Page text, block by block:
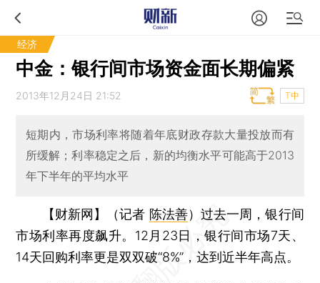
经济
中金：银行间市场资金面长期偏紧
2013年12月24日 21:52 T中
短期内，市场利率将随着年底财政存款大量投放而有
所缓解；利率稳定之后，新的均衡水平可能高于2013
年下半年的平均水平
【财新网】（记者 陈法善） 过去一周，银行间
市场利率再度飙升。12月23日，银行间市场7天、
14天回购利率更是双双破“8%”，达到近半年高点。